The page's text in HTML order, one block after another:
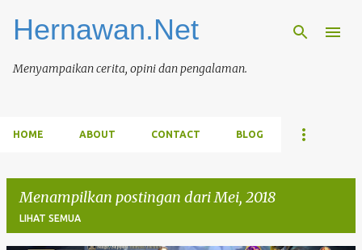
Langsung ke konten utama
Hernawan.Net
Menyampaikan cerita, opini dan pengalaman.
HOME ABOUT CONTACT BLOG
Menampilkan postingan dari Mei, 2018
LIHAT SEMUA